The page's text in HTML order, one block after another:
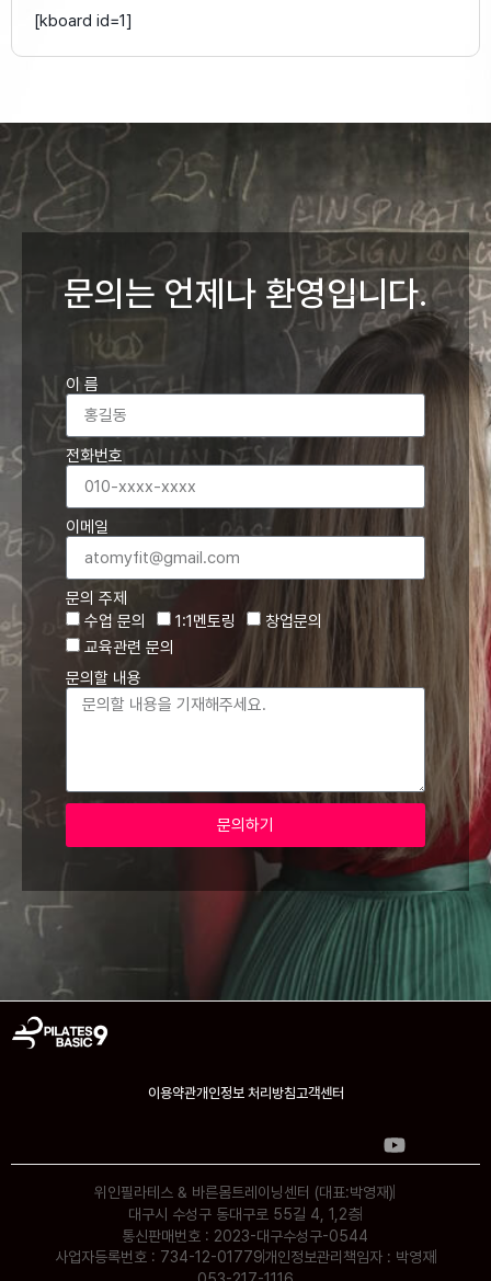
[kboard id=1]
문의는 언제나 환영입니다.
이 름
전화번호
이메일
문의 주제
수업 문의
1:1멘토링
창업문의
교육관련 문의
문의할 내용
문의하기
이용약관개인정보 처리방침고객센터
위인필라테스 & 바른몸트레이닝센터 (대표:박영재)
대구시 수성구 동대구로 55길 4, 1,2층
통신판매번호 : 2023-대구수성구-0544
사업자등록번호 : 734-12-01779개인정보관리책임자 : 박영재